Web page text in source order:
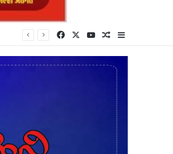
FacebookYouTubeRandom Article
Sidebar